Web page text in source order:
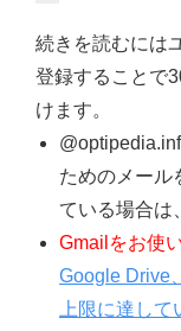
続きを読むには
登録することで
けます。
ためのメール
ている場合は
Gmailをお使
Google Drive
上限に達し